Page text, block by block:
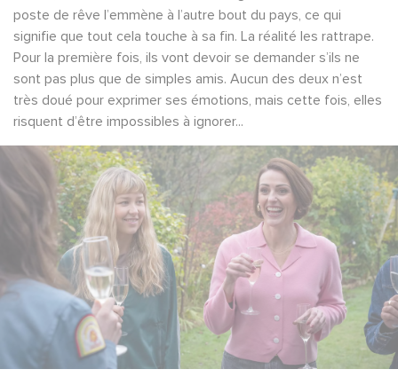
poste de rêve l’emmène à l’autre bout du pays, ce qui
signifie que tout cela touche à sa fin. La réalité les rattrape.
Pour la première fois, ils vont devoir se demander s’ils ne
sont pas plus que de simples amis. Aucun des deux n’est
très doué pour exprimer ses émotions, mais cette fois, elles
risquent d’être impossibles à ignorer...